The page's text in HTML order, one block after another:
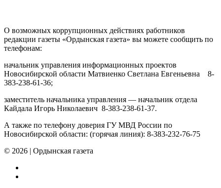
О возможных коррупционных действиях работников
редакции газеты «Ордынская газета» вы можете сообщить по
телефонам:
начальник управления информационных проектов
Новосибирской области Матвиенко Светлана Евгеньевна 8-
383-238-61-36;
заместитель начальника управления — начальник отдела
Кайдала Игорь Николаевич 8-383-238-61-37.
А также по телефону доверия ГУ МВД России по
Новосибирской области: (горячая линия): 8-383-232-76-75
© 2026 | Ордынская газета